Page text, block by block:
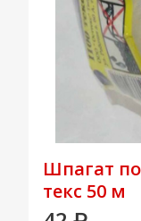
Шпагат
текс 50 м